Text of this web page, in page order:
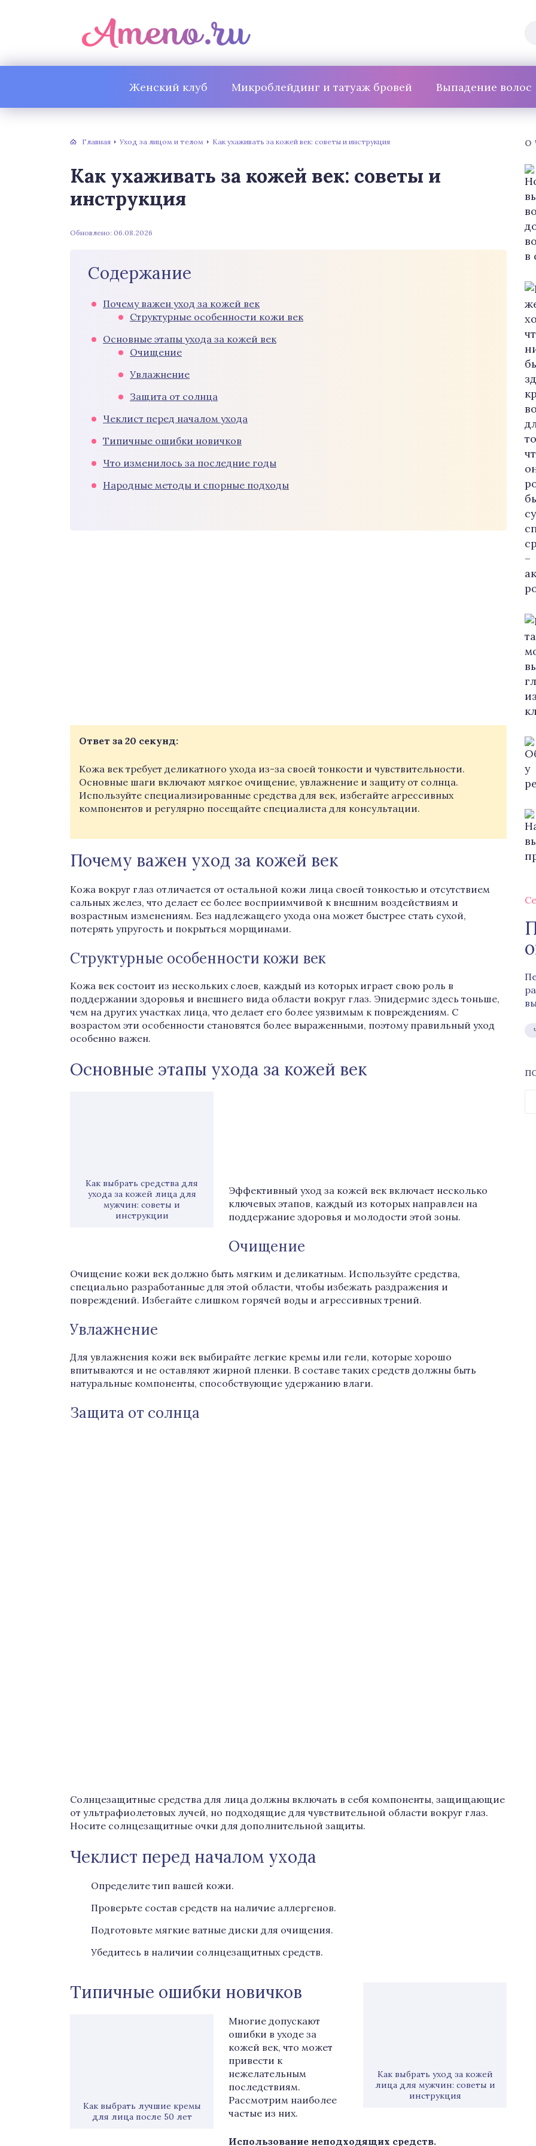
Женский клуб Микроблейдинг и татуаж бровей Выпадение волос
Главная Уход за лицом и телом Как ухаживать за кожей век: советы и инструкция
Как ухаживать за кожей век: советы и
инструкция
Обновлено: 06.08.2026
Содержание
Почему важен уход за кожей век
Структурные особенности кожи век
Основные этапы ухода за кожей век
Очищение
Увлажнение
Защита от солнца
Чеклист перед началом ухода
Типичные ошибки новичков
Что изменилось за последние годы
Народные методы и спорные подходы
Ответ за 20 секунд:
Кожа век требует деликатного ухода из-за своей тонкости и чувствительности.
Основные шаги включают мягкое очищение, увлажнение и защиту от солнца.
Используйте специализированные средства для век, избегайте агрессивных
компонентов и регулярно посещайте специалиста для консультации.
Почему важен уход за кожей век
Кожа вокруг глаз отличается от остальной кожи лица своей тонкостью и отсутствием
сальных желез, что делает ее более восприимчивой к внешним воздействиям и
возрастным изменениям. Без надлежащего ухода она может быстрее стать сухой,
потерять упругость и покрыться морщинами.
Структурные особенности кожи век
Кожа век состоит из нескольких слоев, каждый из которых играет свою роль в
поддержании здоровья и внешнего вида области вокруг глаз. Эпидермис здесь тоньше,
чем на других участках лица, что делает его более уязвимым к повреждениям. С
возрастом эти особенности становятся более выраженными, поэтому правильный уход
особенно важен.
Основные этапы ухода за кожей век
Как выбрать средства для
ухода за кожей лица для
мужчин: советы и
инструкции
Эффективный уход за кожей век включает несколько
ключевых этапов, каждый из которых направлен на
поддержание здоровья и молодости этой зоны.
Очищение
Очищение кожи век должно быть мягким и деликатным. Используйте средства,
специально разработанные для этой области, чтобы избежать раздражения и
повреждений. Избегайте слишком горячей воды и агрессивных трений.
Увлажнение
Для увлажнения кожи век выбирайте легкие кремы или гели, которые хорошо
впитываются и не оставляют жирной пленки. В составе таких средств должны быть
натуральные компоненты, способствующие удержанию влаги.
Защита от солнца
Солнцезащитные средства для лица должны включать в себя компоненты, защищающие
от ультрафиолетовых лучей, но подходящие для чувствительной области вокруг глаз.
Носите солнцезащитные очки для дополнительной защиты.
Чеклист перед началом ухода
Определите тип вашей кожи.
Проверьте состав средств на наличие аллергенов.
Подготовьте мягкие ватные диски для очищения.
Убедитесь в наличии солнцезащитных средств.
Как выбрать уход за кожей
лица для мужчин: советы и
инструкция
Типичные ошибки новичков
Как выбрать лучшие кремы
для лица после 50 лет
Многие допускают
ошибки в уходе за
кожей век, что может
привести к
нежелательным
последствиям.
Рассмотрим наиболее
частые из них.
Использование неподходящих средств.
О